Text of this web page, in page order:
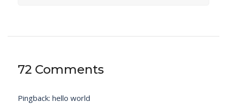
72 Comments
Pingback: hello world